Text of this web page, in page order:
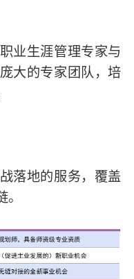
业生涯管理专家与
大的专家团队，培
落地的服务，覆盖